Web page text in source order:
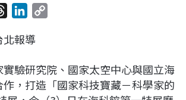
r
a
d
n
e
d
L
報導
驗研究院、國家太空中心與國立海
，打造「國家科技寶藏－科學家的